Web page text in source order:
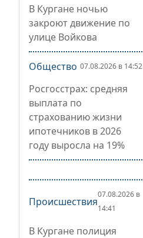
В Кургане ночью
закроют движение по
улице Войкова
Общество 07.08.2026 в 14:52
Росгосстрах: средняя
выплата по
страхованию жизни
ипотечников в 2026
году выросла на 19%
Происшествия
07.08.2026 в
14:41
В Кургане полиция